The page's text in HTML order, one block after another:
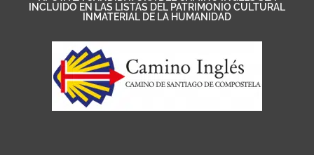
INCLUIDO EN LAS LISTAS DEL PATRIMONIO CULTURAL
INMATERIAL DE LA HUMANIDAD